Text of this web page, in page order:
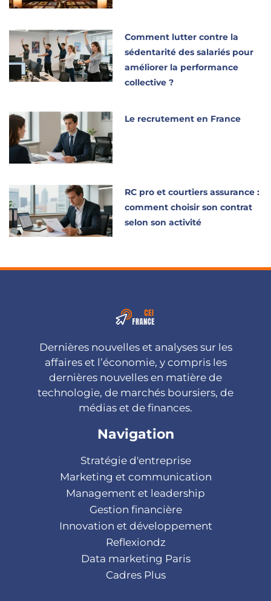
Comment lutter contre la
sédentarité des salariés pour
améliorer la performance
collective ?
Le recrutement en France
RC pro et courtiers assurance :
comment choisir son contrat
selon son activité
Dernières nouvelles et analyses sur les
affaires et l’économie, y compris les
dernières nouvelles en matière de
technologie, de marchés boursiers, de
médias et de finances.
Navigation
Stratégie d'entreprise
Marketing et communication
Management et leadership
Gestion financière
Innovation et développement
Reflexiondz
Data marketing Paris
Cadres Plus